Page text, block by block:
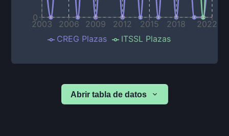
2003 2006 2009 2012 2015 2018 2022
0
CREG Plazas ITSSL Plazas
Abrir tabla de datos